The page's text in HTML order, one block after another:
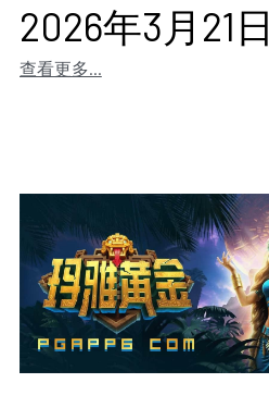
2026年3月21日
查看更多...